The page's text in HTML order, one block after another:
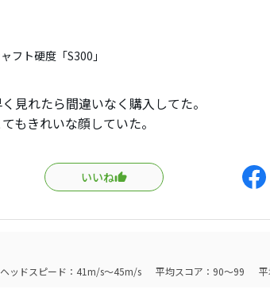
フト硬度「S300」
見れたら間違いなく購入してた。
もきれいな顔していた。
在のアイアンでは最上級に難しいアイアンだ
いいね
ッドスピード：41m/s～45m/s 平均スコア：90～99